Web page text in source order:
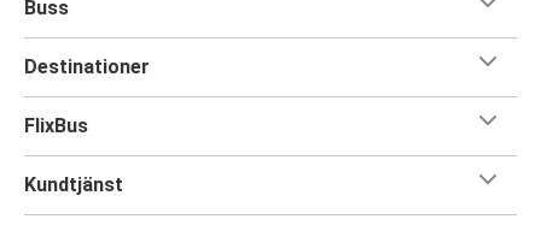
Buss
Destinationer
FlixBus
Kundtjänst